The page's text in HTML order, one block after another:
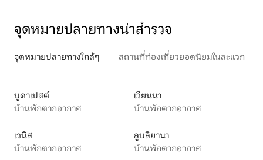
จุดหมายปลายทางน่าสำรวจ
จุดหมายปลายทางใกล้ๆ สถานที่ท่องเที่ยวยอดนิยมในละแวก
บูดาเปสต์
บ้านพักตากอากาศ
เวียนนา
บ้านพักตากอากาศ
เวนิส
บ้านพักตากอากาศ
ลูบลิยานา
บ้านพักตากอากาศ